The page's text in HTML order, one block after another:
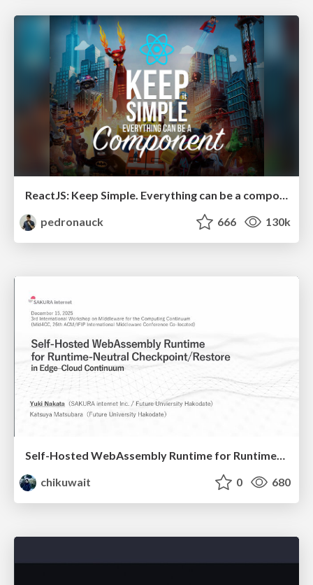
pedronauck
666 130k
Self-Hosted WebAssembly Runtime for Runtime-Neutral Checkpoint/Restore in Edge–Cloud Continuum
chikuwait
0 680